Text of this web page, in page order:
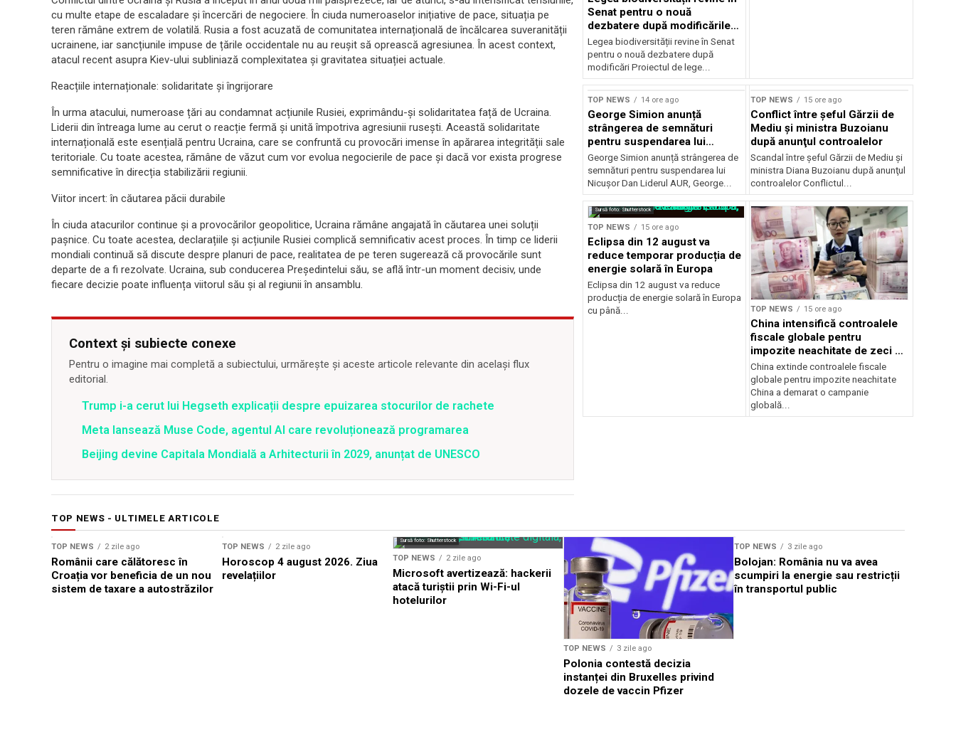
cu multe etape de escaladare și încercări de negociere. În ciuda numeroaselor inițiative de pace, situația pe
teren rămâne extrem de volatilă. Rusia a fost acuzată de comunitatea internațională de încălcarea suveranității
ucrainene, iar sancțiunile impuse de țările occidentale nu au reușit să oprească agresiunea. În acest context,
atacul recent asupra Kiev-ului subliniază complexitatea și gravitatea situației actuale.
Reacțiile internaționale: solidaritate și îngrijorare
În urma atacului, numeroase țări au condamnat acțiunile Rusiei, exprimându-și solidaritatea față de Ucraina.
Liderii din întreaga lume au cerut o reacție fermă și unită împotriva agresiunii rusești. Această solidaritate
internațională este esențială pentru Ucraina, care se confruntă cu provocări imense în apărarea integrității sale
teritoriale. Cu toate acestea, rămâne de văzut cum vor evolua negocierile de pace și dacă vor exista progrese
semnificative în direcția stabilizării regiunii.
Viitor incert: în căutarea păcii durabile
În ciuda atacurilor continue și a provocărilor geopolitice, Ucraina rămâne angajată în căutarea unei soluții
pașnice. Cu toate acestea, declarațiile și acțiunile Rusiei complică semnificativ acest proces. În timp ce liderii
mondiali continuă să discute despre planuri de pace, realitatea de pe teren sugerează că provocările sunt
departe de a fi rezolvate. Ucraina, sub conducerea Președintelui său, se află într-un moment decisiv, unde
fiecare decizie poate influența viitorul său și al regiunii în ansamblu.
Context și subiecte conexe
Pentru o imagine mai completă a subiectului, urmărește și aceste articole relevante din același flux
editorial.
Trump i-a cerut lui Hegseth explicații despre epuizarea stocurilor de rachete
Meta lansează Muse Code, agentul AI care revoluționează programarea
Beijing devine Capitala Mondială a Arhitecturii în 2029, anunțat de UNESCO
Senat pentru o nouă
dezbatere după modificările
deputaților
Legea biodiversității revine în Senat
pentru o nouă dezbatere după
modificări Proiectul de lege...
TOP NEWS 14 ore ago
George Simion anunță
strângerea de semnături
pentru suspendarea lui
Nicușor Dan
George Simion anunță strângerea de
semnături pentru suspendarea lui
Nicușor Dan Liderul AUR, George...
TOP NEWS 15 ore ago
Conflict între şeful Gărzii de
Mediu şi ministra Buzoianu
după anunţul controalelor
Scandal între şeful Gărzii de Mediu şi
ministra Diana Buzoianu după anunţul
controalelor Conflictul...
Sursă foto: Shutterstock
TOP NEWS 15 ore ago
Eclipsa din 12 august va
reduce temporar producția de
energie solară în Europa
Eclipsa din 12 august va reduce
producția de energie solară în Europa
cu până...
TOP NEWS 15 ore ago
China intensifică controalele
fiscale globale pentru
impozite neachitate de zeci de
ani
China extinde controalele fiscale
globale pentru impozite neachitate
China a demarat o campanie
globală...
TOP NEWS - ULTIMELE ARTICOLE
TOP NEWS 2 zile ago
Românii care călătoresc în
Croația vor beneficia de un nou
sistem de taxare a autostrăzilor
TOP NEWS 2 zile ago
Horoscop 4 august 2026. Ziua
revelațiilor
Sursă foto: Shutterstock
TOP NEWS 2 zile ago
Microsoft avertizează: hackerii
atacă turiștii prin Wi-Fi-ul
hotelurilor
TOP NEWS 3 zile ago
Polonia contestă decizia
instanței din Bruxelles privind
dozele de vaccin Pfizer
TOP NEWS 3 zile ago
Bolojan: România nu va avea
scumpiri la energie sau restricții
în transportul public